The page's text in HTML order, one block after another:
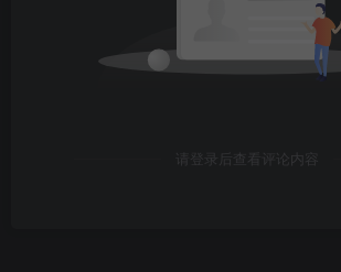
请登录后查看评论内容